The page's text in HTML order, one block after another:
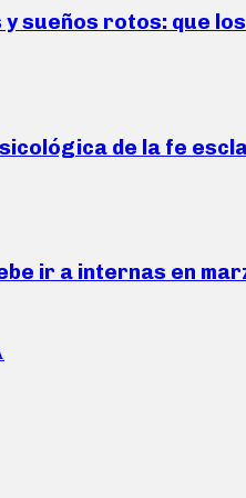
sueños rotos: que
de la fe
ir a internas en